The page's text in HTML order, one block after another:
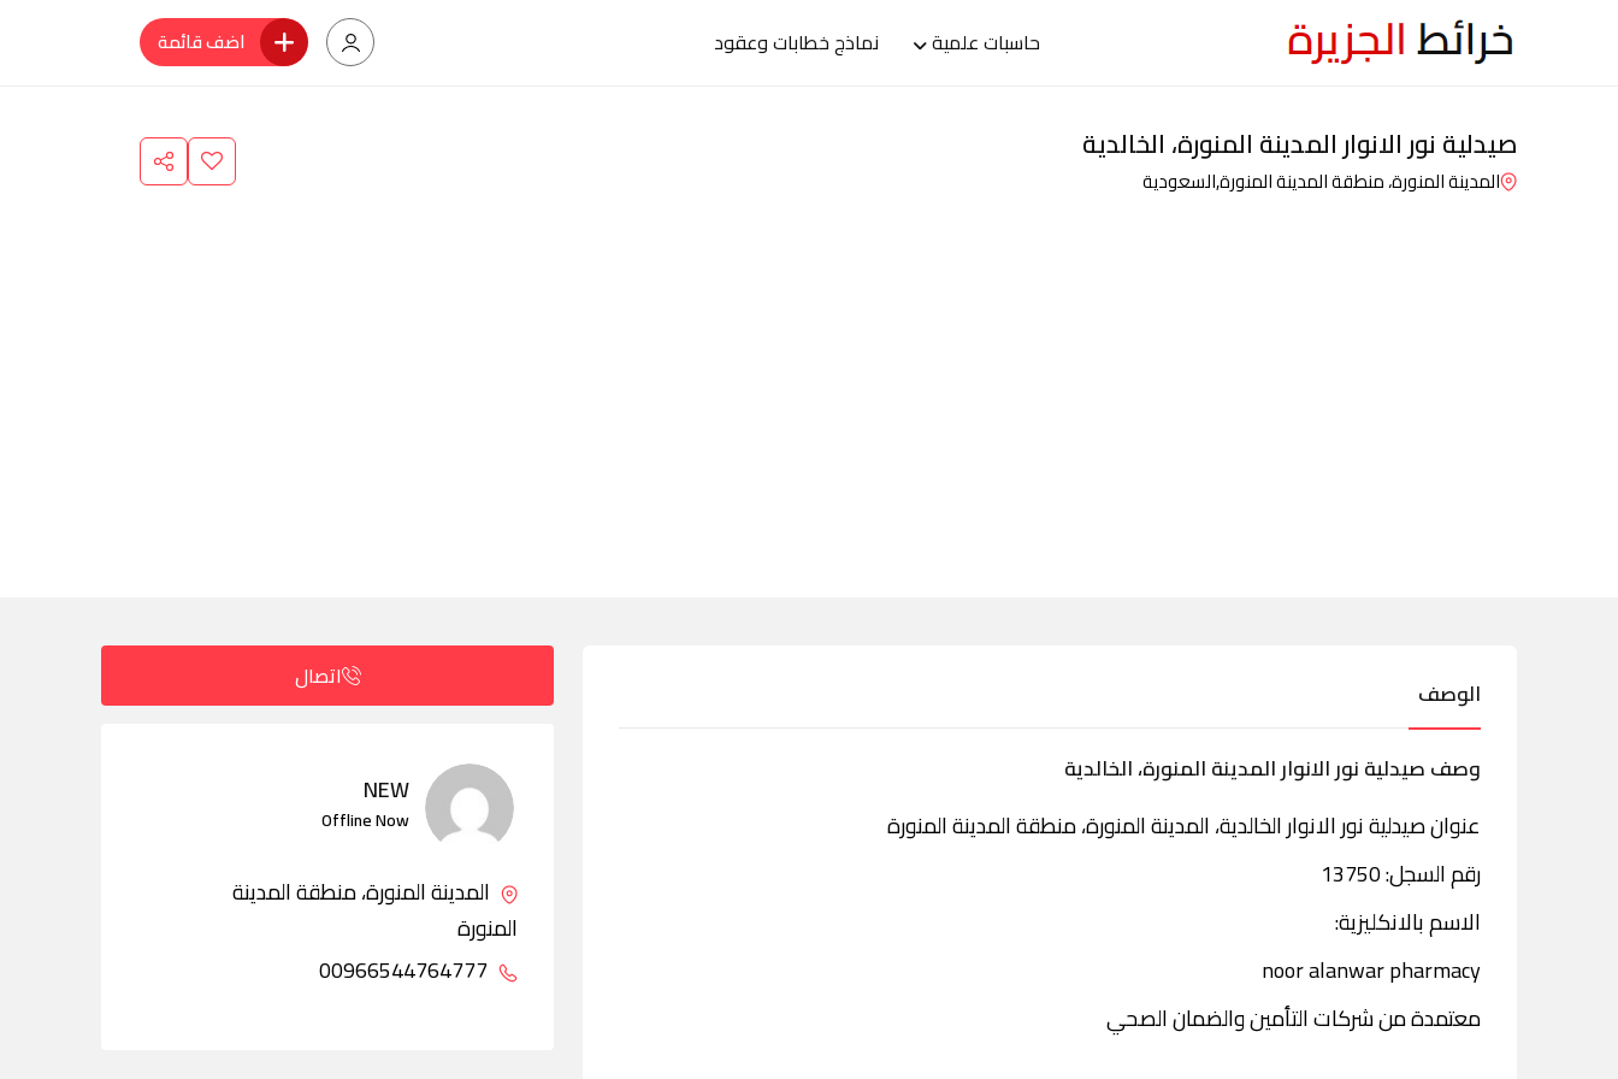
حاسبات علمية نماذج خطابات وعقود اضف قائمة
صيدلية نور الانوار المدينة المنورة، الخالدية
المدينة المنورة، منطقة المدينة المنورة,السعودية
الوصف
وصف صيدلية نور الانوار المدينة المنورة، الخالدية
عنوان صيدلية نور الانوار الخالدية، المدينة المنورة، منطقة المدينة المنورة
رقم السجل: 13750
الاسم بالانكليزية:
noor alanwar pharmacy
معتمدة من شركات التأمين والضمان الصحي
اتصال
NEW
Offline Now
المدينة المنورة، منطقة المدينة
المنورة